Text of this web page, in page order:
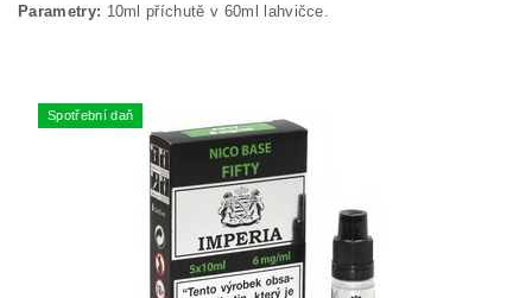
Parametry: 10ml příchutě v 60ml lahvičce.
Spotřební daň